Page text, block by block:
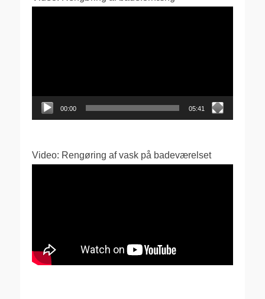
00:00 05:41
Video: Rengøring af vask på badeværelset